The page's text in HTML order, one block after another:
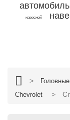
навесной
>
Chevrolet >